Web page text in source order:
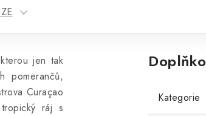
jen tak
pomerančů,
Curaçao
ráj s
Kategorie